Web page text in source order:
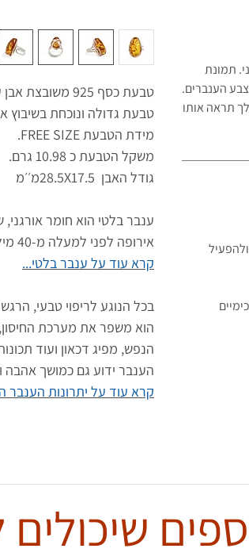
טבעת כסף 925 משובצת אבן ענבר בלטי דגם 30.
טבעת גדולה ונוכחת בשיבוץ
מידת הטבעת FREE SIZE.
משקל הטבעת כ 10.98 גרם.
גודל האבן 28.5X17.5מ׳׳מ
ענבר בלטי הוא חומר אורגני,
אירופה לפני למעלה מ-40 מיליון שנים.
קרא עוד על ענבר בלטי...
בכל הנוגע לריפוי טבעי,
הוא משפר את מערכת
הנפש, מפיג דכאון ועוד
הענבר ידוע גם כמושך אהבה
קרא עוד על יתרונות הענבר
תמונת
הענברים.
תראה אותו
שיכולים